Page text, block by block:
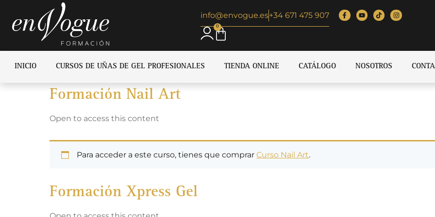
info@envogue.es+34 671 475 907
0
INICIO CURSOS DE UÑAS DE GEL PROFESIONALES TIENDA ONLINE CATÁLOGO NOSOTROS
Formación Nail Art
Open to access this content
Para acceder a este curso, tienes que comprar Curso Nail Art.
Formación Xpress Gel